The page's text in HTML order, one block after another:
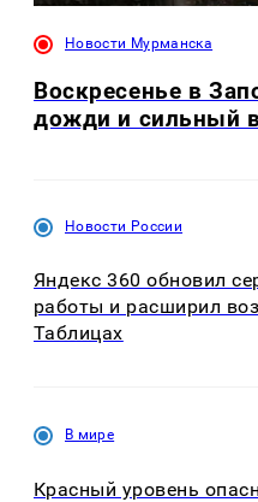
Новости Мурманска
Воскресенье в
дожди и сильный
Новости России
Яндекс 360 обновил
работы и расширил
Таблицах
В мире
Красный уровень